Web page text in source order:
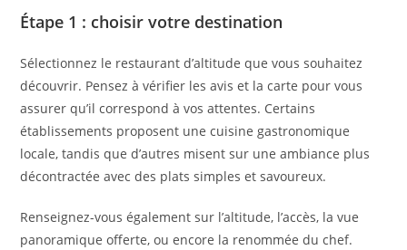
Étape 1 : choisir votre destination
Sélectionnez le restaurant d’altitude que vous souhaitez
découvrir. Pensez à vérifier les avis et la carte pour vous
assurer qu’il correspond à vos attentes. Certains
établissements proposent une cuisine gastronomique
locale, tandis que d’autres misent sur une ambiance plus
décontractée avec des plats simples et savoureux.
Renseignez-vous également sur l’altitude, l’accès, la vue
panoramique offerte, ou encore la renommée du chef.